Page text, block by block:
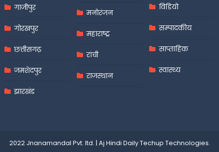
गाजीपुर
गोरखपुर
छत्तीसगढ़
जमशेदपुर
झारखंड
मनोरंजन
महाराष्ट्र
रांची
राजस्थान
विडियो
सम्पादकीय
साप्ताहिक
स्वास्थ्य
2022 Jnanamandal Pvt. ltd. | Aj Hindi DailyTechup Technologies.